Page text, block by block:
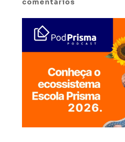
comentários